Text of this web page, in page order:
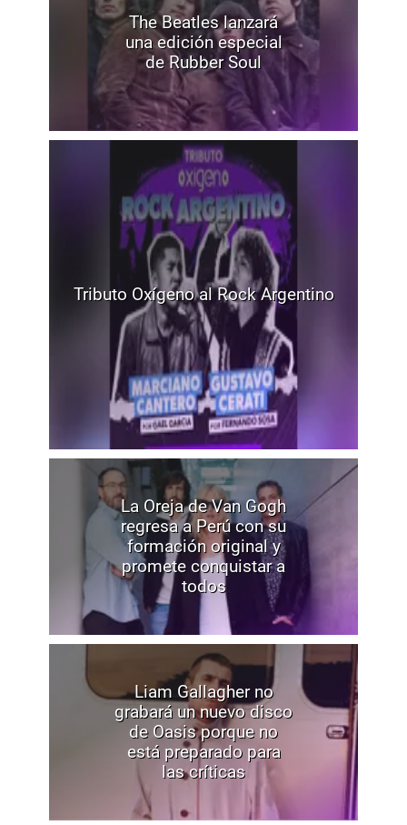
The Beatles lanzará
una edición especial
de Rubber Soul
Tributo Oxígeno al Rock Argentino
La Oreja de Van Gogh
regresa a Perú con su
formación original y
promete conquistar a
todos
Liam Gallagher no
grabará un nuevo disco
de Oasis porque no
está preparado para
las críticas